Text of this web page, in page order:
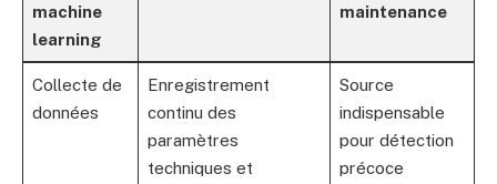
machine
learning
maintenance
Collecte de
données
Enregistrement
continu des
paramètres
techniques et
Source
indispensable
pour détection
précoce